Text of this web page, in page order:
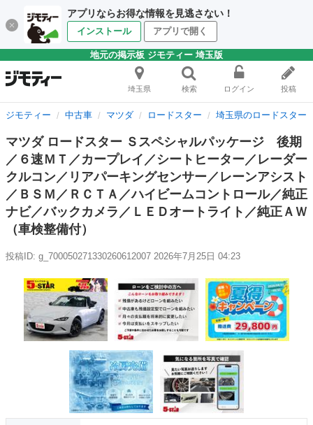
アプリならお得な情報を見逃さない！
インストール アプリで開く
地元の掲示板 ジモティー 埼玉版
埼玉県 検索 ログイン 投稿
ジモティー 中古車 マツダ ロードスター 埼玉県のロードスター
マツダ ロードスター Ｓスペシャルパッケージ 後期
／６速ＭＴ／カープレイ／シートヒーター／レーダー
クルコン／リアパーキングセンサー／レーンアシスト
／ＢＳＭ／ＲＣＴＡ／ハイビームコントロール／純正
ナビ／バックカメラ／ＬＥＤオートライト／純正ＡＷ
（車検整備付）
投稿ID: g_700050271330260612007 2026年7月25日 04:23